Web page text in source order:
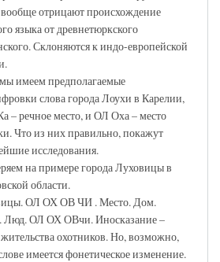
отрицают происхождение
языка от древнетюркского
Склоняются к индо-европейской
имеем предполагаемые
слова города Лоухи в Карелии,
– речное место, и ОЛ Оха – место
Что из них правильно, покажут
исследования.
на примере города Луховицы в
области.
ОЛ ОХ ОВ ЧИ . Место. Дом.
Люд. ОЛ ОХ ОВчи. Иносказание –
охотников. Но, возможно,
имеется фонетическое изменение.